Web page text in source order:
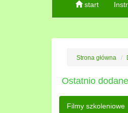
start
Strona główna
Ostatnio
Filmy szkoleniowe